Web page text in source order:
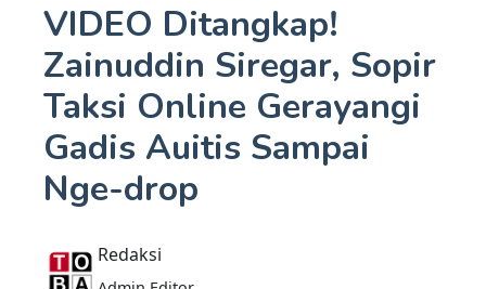
VIDEO Ditangkap!
Zainuddin Siregar, Sopir
Taksi Online Gerayangi
Gadis Auitis Sampai
Nge-drop
Redaksi